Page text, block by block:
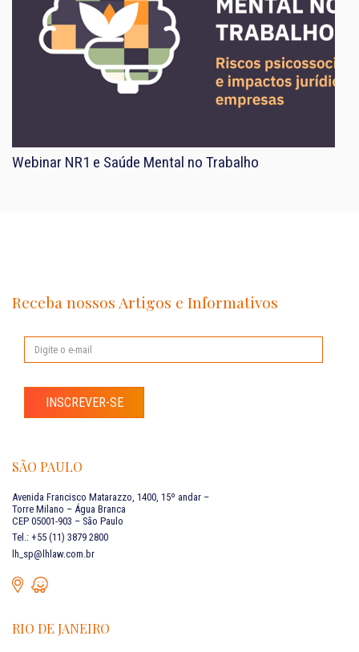
Webinar NR1 e Saúde Mental no Trabalho
Receba nossos Artigos e Informativos
INSCREVER-SE
SÃO PAULO
Avenida Francisco Matarazzo, 1400, 15º andar –
Torre Milano – Água Branca
CEP 05001-903 – São Paulo
Tel.: +55 (11) 3879 2800
lh_sp@lhlaw.com.br
RIO DE JANEIRO